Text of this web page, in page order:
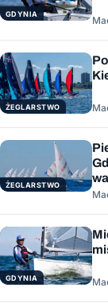
GDYNIA
ŻEGLARSTWO
ŻEGLARSTWO
GDYNIA